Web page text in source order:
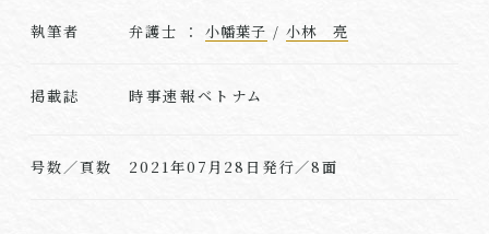
執筆者 弁護士 ： 小幡葉子 / 小林 亮
掲載誌 時事速報ベトナム
号数／頁数 2021年07月28日発行／8面